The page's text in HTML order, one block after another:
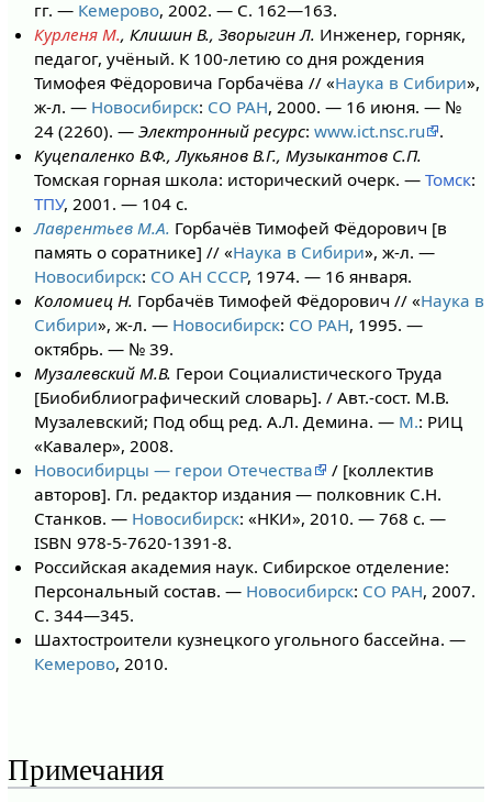
гг. — Кемерово, 2002. — С. 162—163.
Курленя М., Клишин В., Зворыгин Л. Инженер, горняк,
педагог, учёный. К 100-летию со дня рождения
Тимофея Фёдоровича Горбачёва // «Наука в Сибири»,
ж-л. — Новосибирск: СО РАН, 2000. — 16 июня. — №
24 (2260). —Электронный ресурс:www.ict.nsc.ru
.
Куцепаленко В.Ф., Лукьянов В.Г., Музыкантов С.П.
Томская горная школа: исторический очерк. —Томск:
ТПУ, 2001. — 104 с.
Лаврентьев М.А. Горбачёв Тимофей Фёдорович [в
память о соратнике] // «Наука в Сибири», ж-л. —
Новосибирск: СО АН СССР, 1974. — 16 января.
Коломиец Н. Горбачёв Тимофей Фёдорович // «Наука в
Сибири», ж-л. — Новосибирск: СО РАН, 1995. —
октябрь. — № 39.
Музалевский М.В. Герои Социалистического Труда
[Биобиблиографический словарь]. / Авт.-сост. М.В.
Музалевский; Под общ ред. А.Л. Демина. — М.: РИЦ
«Кавалер», 2008.
Новосибирцы — герои Отечества
/ [коллектив
авторов]. Гл. редактор издания — полковник С.Н.
Станков. — Новосибирск: «НКИ», 2010. — 768 с. —
ISBN 978-5-7620-1391-8.
Российская академия наук. Сибирское отделение:
Персональный состав. — Новосибирск: СО РАН, 2007.
С. 344—345.
Шахтостроители кузнецкого угольного бассейна. —
Кемерово, 2010.
Примечания